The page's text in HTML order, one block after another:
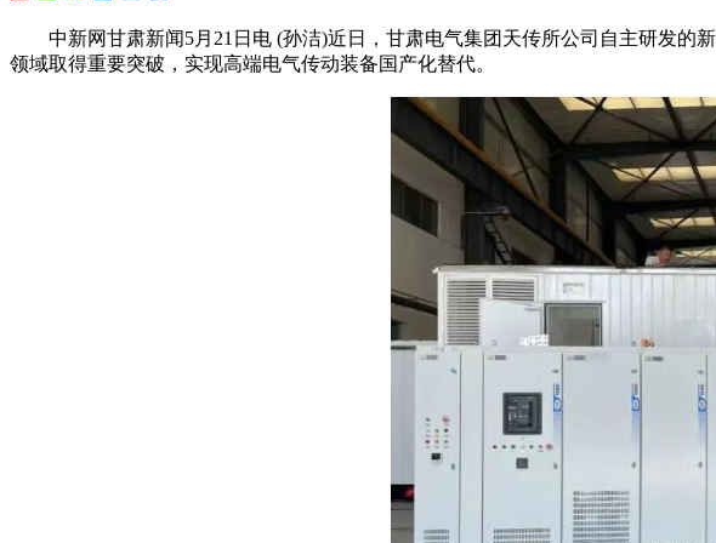
中新网甘肃新闻5月21日电 (孙洁)近日，甘肃电气集团天传所公司自主研发的
领域取得重要突破，实现高端电气传动装备国产化替代。